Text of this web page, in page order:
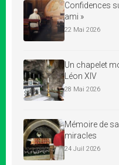
Confidences
ami »
22 Mai 2026
Un chapelet
Léon XIV
28 Mai 2026
Mémoire de
miracles
24 Juil 2026